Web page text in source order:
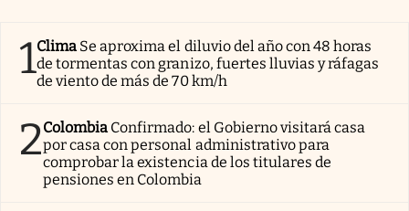
1Clima Se aproxima el diluvio del año con 48 horas
de tormentas con granizo, fuertes lluvias y ráfagas
de viento de más de 70 km/h
2Colombia Confirmado: el Gobierno visitará casa
por casa con personal administrativo para
comprobar la existencia de los titulares de
pensiones en Colombia